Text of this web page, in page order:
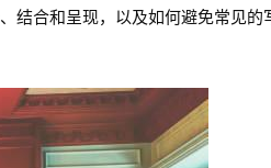
结合和呈现，以及如何避免常见的